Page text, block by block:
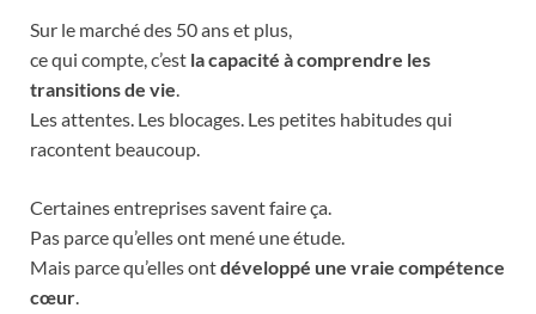
Sur le marché des 50 ans et plus,
ce qui compte, c’est la capacité à comprendre les
transitions de vie.
Les attentes. Les blocages. Les petites habitudes qui
racontent beaucoup.
Certaines entreprises savent faire ça.
Pas parce qu’elles ont mené une étude.
Mais parce qu’elles ontdéveloppé une vraie compétence
cœur.